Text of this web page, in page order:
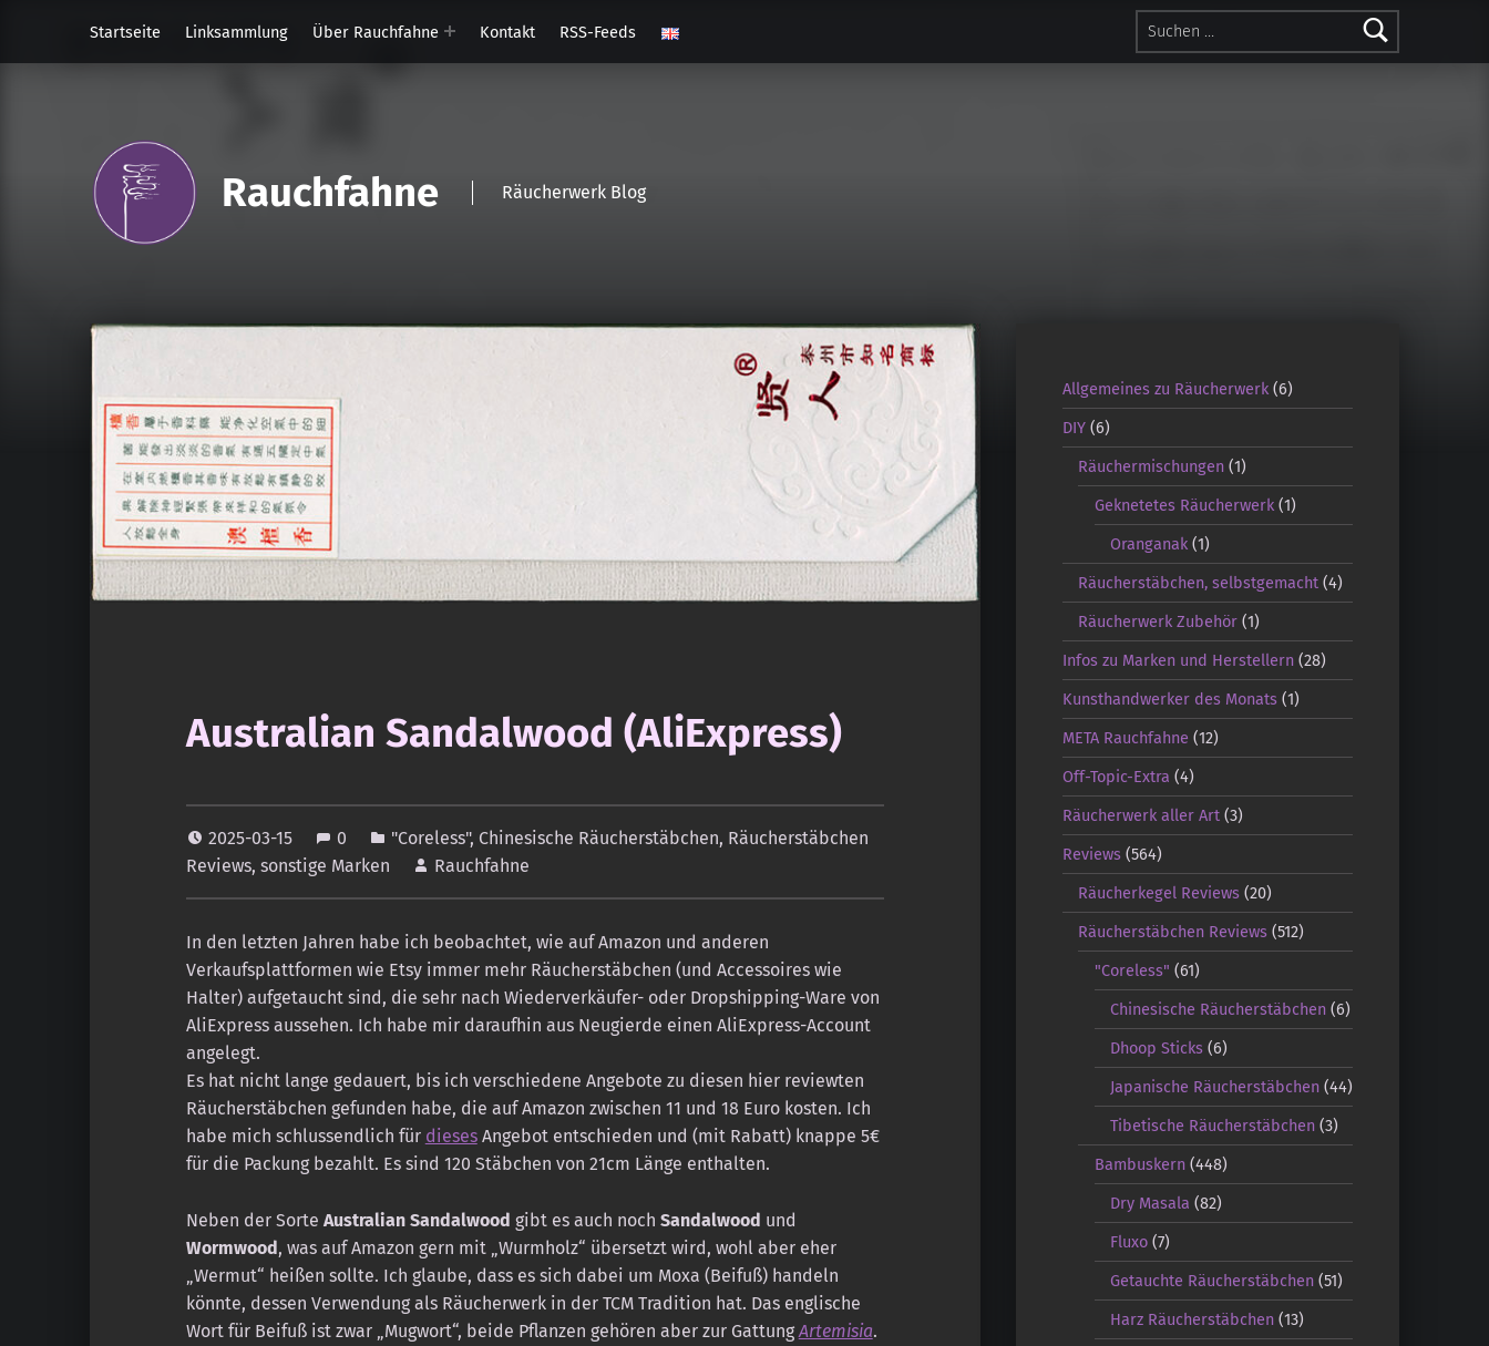
Suchen nach:
Startseite
Linksammlung Über Rauchfahne Kontakt RSS-Feeds
Rauchfahne Räucherwerk Blog
Australian Sandalwood (AliExpress)
2025-03-15 0 "Coreless", Chinesische Räucherstäbchen, Räucherstäbchen
Reviews, sonstige Marken Rauchfahne
In den letzten Jahren habe ich beobachtet, wie auf Amazon und anderen
Verkaufsplattformen wie Etsy immer mehr Räucherstäbchen (und Accessoires wie
Halter) aufgetaucht sind, die sehr nach Wiederverkäufer- oder Dropshipping-Ware von
AliExpress aussehen. Ich habe mir daraufhin aus Neugierde einen AliExpress-Account
angelegt.
Es hat nicht lange gedauert, bis ich verschiedene Angebote zu diesen hier reviewten
Räucherstäbchen gefunden habe, die auf Amazon zwischen 11 und 18 Euro kosten. Ich
habe mich schlussendlich für diesesAngebot entschieden und (mit Rabatt) knappe 5€
für die Packung bezahlt. Es sind 120 Stäbchen von 21cm Länge enthalten.
Neben der Sorte Australian Sandalwood gibt es auch noch Sandalwood und
Wormwood, was auf Amazon gern mit „Wurmholz“ übersetzt wird, wohl aber eher
„Wermut“ heißen sollte. Ich glaube, dass es sich dabei um Moxa (Beifuß) handeln
könnte, dessen Verwendung als Räucherwerk in der TCM Tradition hat. Das englische
Wort für Beifuß ist zwar „Mugwort“, beide Pflanzen gehören aber zur GattungArtemisia.
Allgemeines zu Räucherwerk(6)
DIY(6)
Räuchermischungen (1)
Geknetetes Räucherwerk(1)
Oranganak (1)
Räucherstäbchen, selbstgemacht (4)
Räucherwerk Zubehör (1)
Infos zu Marken und Herstellern(28)
Kunsthandwerker des Monats(1)
META Rauchfahne (12)
Off-Topic-Extra (4)
Räucherwerk aller Art(3)
Reviews(564)
Räucherkegel Reviews (20)
Räucherstäbchen Reviews (512)
"Coreless" (61)
Chinesische Räucherstäbchen (6)
Dhoop Sticks (6)
Japanische Räucherstäbchen (44)
Tibetische Räucherstäbchen (3)
Bambuskern(448)
Dry Masala (82)
Fluxo (7)
Getauchte Räucherstäbchen (51)
Harz Räucherstäbchen (13)